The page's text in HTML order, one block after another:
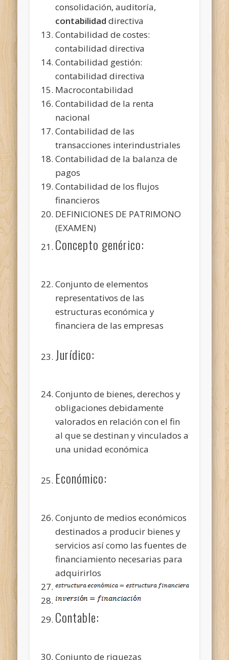
consolidación, auditoría,
contabilidad directiva
Contabilidad de costes:
contabilidad directiva
Contabilidad gestión:
contabilidad directiva
Macrocontabilidad
Contabilidad de la renta
nacional
Contabilidad de las
transacciones interindustriales
Contabilidad de la balanza de
pagos
Contabilidad de los flujos
financieros
DEFINICIONES DE PATRIMONO
(EXAMEN)
Concepto genérico:
Conjunto de elementos
representativos de las
estructuras económica y
financiera de las empresas
Jurídico:
Conjunto de bienes, derechos y
obligaciones debidamente
valorados en relación con el fin
al que se destinan y vinculados a
una unidad económica
Económico:
Conjunto de medios económicos
destinados a producir bienes y
servicios así como las fuentes de
financiamiento necesarias para
adquirirlos
Contable:
Conjunto de riquezas